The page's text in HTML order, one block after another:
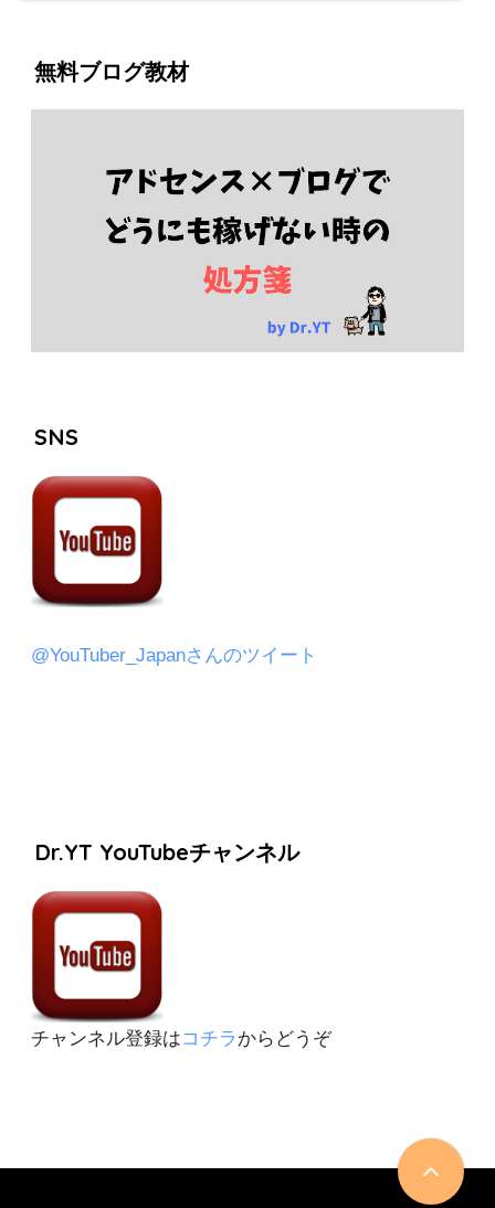
無料ブログ教材
SNS
@YouTuber_Japanさんのツイート
Dr.YT YouTubeチャンネル
チャンネル登録はコチラ からどうぞ